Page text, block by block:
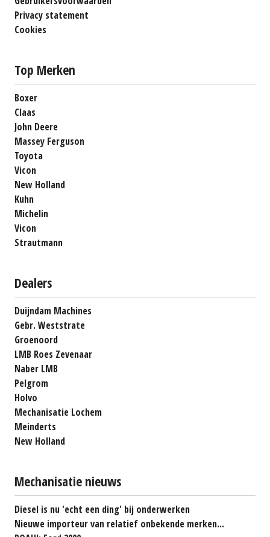
Privacy statement
Cookies
Top Merken
Boxer
Claas
John Deere
Massey Ferguson
Toyota
Vicon
New Holland
Kuhn
Michelin
Vicon
Strautmann
Dealers
Duijndam Machines
Gebr. Weststrate
Groenoord
LMB Roes Zevenaar
Naber LMB
Pelgrom
Holvo
Mechanisatie Lochem
Meinderts
New Holland
Mechanisatie nieuws
Diesel is nu 'echt een ding' bij onderwerken
Nieuwe importeur van relatief onbekende merken...